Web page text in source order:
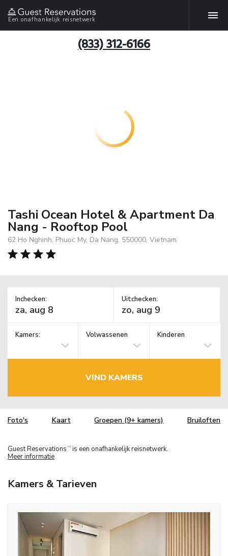
Een onafhankelijk reisnetwerk
(833) 312-6166
Tashi Ocean Hotel & Apartment Da
Nang - Rooftop Pool
62 Ho Nghinh, Phuoc My, Da Nang, 550000, Vietnam
Inchecken: Uitchecken:
Kamers: Volwassenen Kinderen
VIND KAMERS
Foto's Kaart Groepen (9+ kamers) Bruiloften
Guest Reservations TM is een onafhankelijk reisnetwerk.
Meer informatie
Kamers & Tarieven